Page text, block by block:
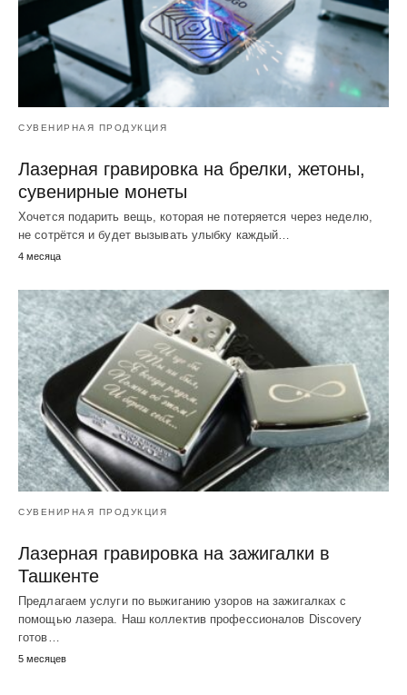
СУВЕНИРНАЯ ПРОДУКЦИЯ
Лазерная гравировка на брелки, жетоны,
сувенирные монеты
Хочется подарить вещь, которая не потеряется через неделю,
не сотрётся и будет вызывать улыбку каждый…
4 месяца
СУВЕНИРНАЯ ПРОДУКЦИЯ
Лазерная гравировка на зажигалки в
Ташкенте
Предлагаем услуги по выжиганию узоров на зажигалках с
помощью лазера. Наш коллектив профессионалов Discovery
готов…
5 месяцев